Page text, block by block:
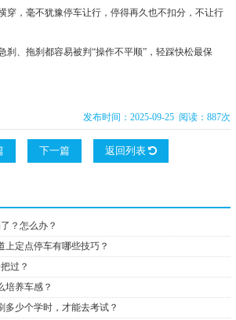
穿，毫不犹豫停车让行，停得再久也不扣分，不让行
刹、拖刹都容易被判“操作不平顺”，轻踩快松最保
发布时间：2025-09-25 阅读：887次
下一篇 返回列表
？怎么办？
上定点停车有哪些技巧？
过？
培养车感？
多少个学时，才能去考试？